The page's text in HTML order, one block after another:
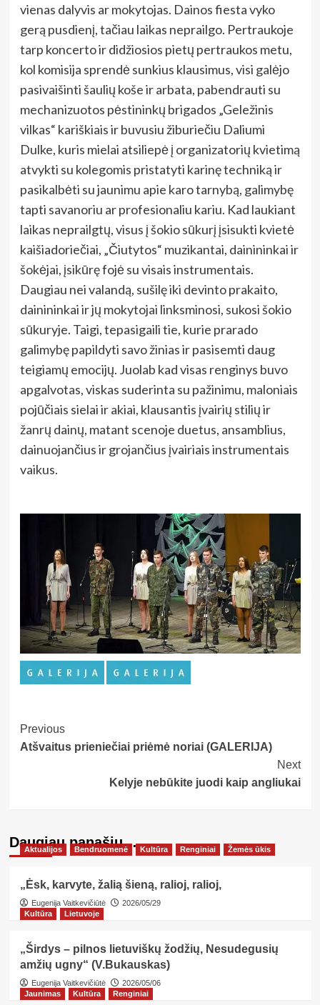
vienas dalyvis ar mokytojas. Dainos fiesta vyko
gerą pusdienį, tačiau laikas neprailgo. Pertraukoje
tarp koncerto ir didžiosios pietų pertraukos metu,
kol komisija sprendė sunkius klausimus, visi galėjo
pasivaišinti šaulių koše ir arbata, pabendrauti su
mechanizuotos pėstininkų brigados „Geležinis
vilkas“ kariškiais ir buvusiu žiburiečiu Daliumi
Dulke, kuris mielai atsiliepė į organizatorių kvietimą
atvykti su kolegomis pristatyti karinę techniką ir
pasikalbėti su jaunimu apie karo tarnybą, galimybę
tapti savanoriu ar profesionaliu kariu. Kad laukiant
laikas neprailgtų, visus į šokio sūkurį įsisukti kvietė
kaišiadoriečiai, „Čiutytos“ muzikantai, dainininkai ir
šokėjai, įsikūrę fojė su visais instrumentais.
Daugiau nei valandą, sušilę iki devinto prakaito,
dainininkai ir jų mokytojai linksminosi, sukosi šokio
sūkuryje. Taigi, tepasigaili tie, kurie prarado
galimybę papildyti savo žinias ir pasisemti daug
teigiamų emocijų. Juolab kad visas renginys buvo
apgalvotas, viskas suderinta su pažinimu, maloniais
pojūčiais sielai ir akiai, klausantis įvairių stilių ir
žanrų dainų, matant scenoje duetus, ansamblius,
dainuojančius ir grojančius įvairiais instrumentais
vaikus.
Post
Navigation
Previous
Atšvaitus prieniečiai priėmė noriai (GALERIJA)
Next
Kelyje nebūkite juodi kaip angliukai
Daugiau panašių…
Aktualijos Bendruomenė Kultūra Renginiai Žemės ūkis
„Ėsk, karvyte, žalią šieną, ralioj, ralioj,
Eugenija Vaitkevičiūtė
2026/05/29
Kultūra
Lietuvoje
„Širdys – pilnos lietuviškų žodžių, Nesudegusių
amžių ugny“ (V.Bukauskas)
Eugenija Vaitkevičiūtė
2026/05/06
Jaunimas
Kultūra Renginiai